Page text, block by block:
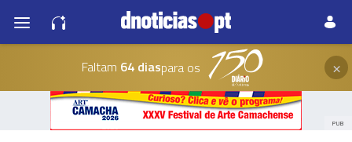
Faltam 64 diaspara os ×
PUB